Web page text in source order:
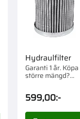
Hydraulfilter
Garanti 1 år. Köpa
större mängd?
Förpackad om 1 st.
599,00:-